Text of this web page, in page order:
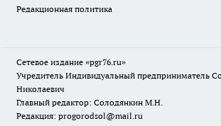
Редакционная политика
Сетевое издание «pgr76.ru»
Учредитель Индивидуальный предприниматель
Николаевич
Главный редактор: Солодянкин М.Н.
Редакция: progorodsol@mail.ru